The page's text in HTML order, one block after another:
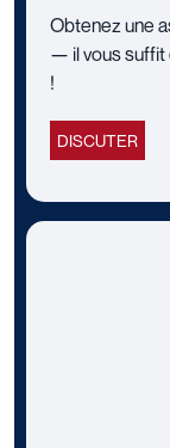
Obtenez une
— il vous suffit
!
DISCUTER